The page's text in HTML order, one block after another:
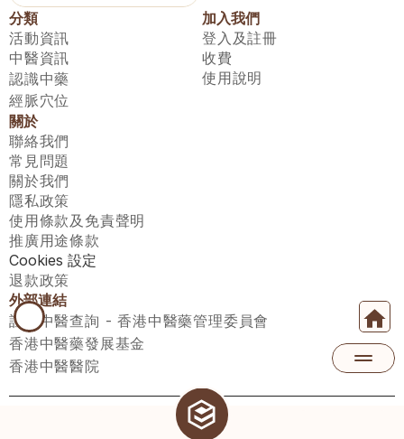
分類
活動資訊
中醫資訊
認識中藥
經脈穴位
加入我們
登入及註冊
收費
使用說明
關於
聯絡我們
常見問題
關於我們
隱私政策
使用條款及免責聲明
推廣用途條款
Cookies 設定
退款政策
外部連結
註冊中醫查詢 - 香港中醫藥管理委員會
香港中醫藥發展基金
香港中醫醫院
醫師匯有限公司 ECWAY LIMITED Copyright 2026© All rights